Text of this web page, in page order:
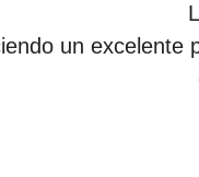
un excelente